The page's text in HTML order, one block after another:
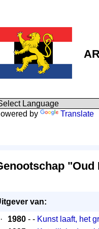
by Translate
"Oud
van:
·
1980- - Kunst laaft, het